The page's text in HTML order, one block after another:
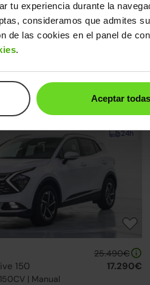
tu experiencia durante la
consideramos que admites
de las cookies en el panel de
.
Aceptar todas
| Automático
Desde287€/mes
24h
150
| Manual
25.490€
17.290€